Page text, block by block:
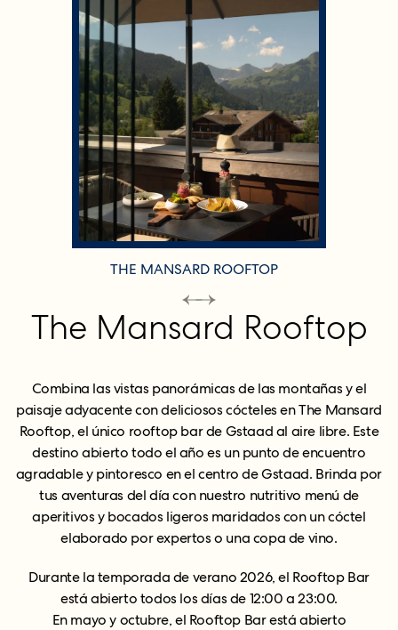
The Mansard Rooftop
Combina las vistas panorámicas de las montañas y el
paisaje adyacente con deliciosos cócteles en The Mansard
Rooftop, el único rooftop bar de Gstaad al aire libre. Este
destino abierto todo el año es un punto de encuentro
agradable y pintoresco en el centro de Gstaad. Brinda por
tus aventuras del día con nuestro nutritivo menú de
aperitivos y bocados ligeros maridados con un cóctel
elaborado por expertos o una copa de vino.
Durante la temporada de verano 2026, el Rooftop Bar
está abierto todos los días de 12:00 a 23:00.
En mayo y octubre, el Rooftop Bar está abierto
THE MANSARD ROOFTOP